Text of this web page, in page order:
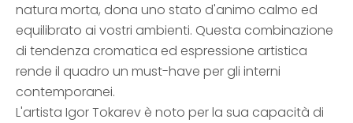
natura morta, dona uno stato d'animo calmo ed
equilibrato ai vostri ambienti. Questa combinazione
di tendenza cromatica ed espressione artistica
rende il quadro un must-have per gli interni
contemporanei.
L'artista Igor Tokarev è noto per la sua capacità di